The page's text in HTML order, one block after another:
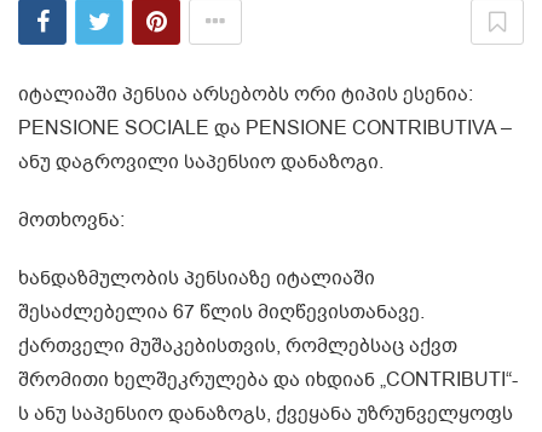
იტალიაში პენსია არსებობს ორი ტიპის ესენია:
PENSIONE SOCIALE და PENSIONE CONTRIBUTIVA –
ანუ დაგროვილი საპენსიო დანაზოგი.
მოთხოვნა:
ხანდაზმულობის პენსიაზე იტალიაში
შესაძლებელია 67 წლის მიღწევისთანავე.
ქართველი მუშაკებისთვის, რომლებსაც აქვთ
შრომითი ხელშეკრულება და იხდიან „CONTRIBUTI“-
ს ანუ საპენსიო დანაზოგს, ქვეყანა უზრუნველყოფს